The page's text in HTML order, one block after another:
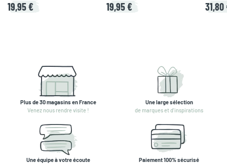
19,95 € 19,95 € 31,80
Plus de 30 magasins en France
Venez nous rendre visite !
Une large sélection
de marques et d'inspirations
Une équipe à votre écoute
Paiement 100% sécurisé